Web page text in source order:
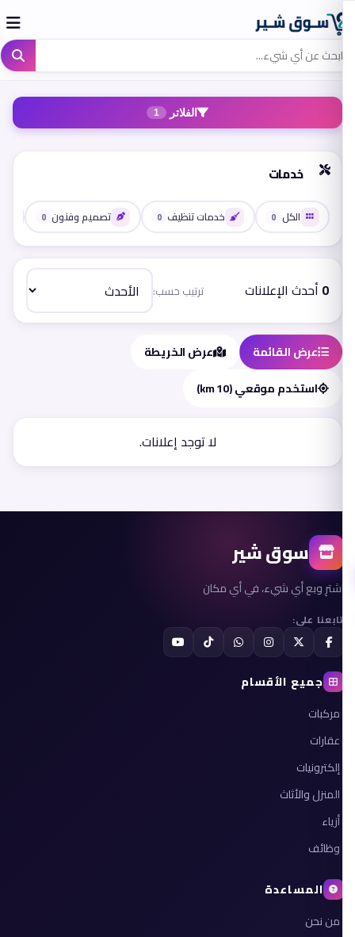
الفلاتر 1
خدمات
الكل 0 خدمات تنظيف 0 تصميم وفنون 0
0 أحدث الإعلانات ترتيب حسب:
عرض القائمة
عرض الخريطة
استخدم موقعي (10 km)
لا توجد إعلانات.
سوق شير
اشترِ وبع أي شيء، في أي مكان
تابعنا على:
جميع الأقسام
مركبات
عقارات
إلكترونيات
المنزل والأثاث
أزياء
وظائف
المساعدة
من نحن